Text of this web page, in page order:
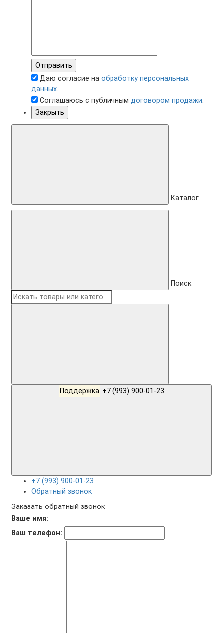
Отправить
Даю согласие на обработку персональных
данных.
Соглашаюсь с публичным договором продажи.
Закрыть
Каталог
Поиск
Поддержка
+7 (993) 900-01-23
Обратный звонок
Заказать обратный звонок
Ваше имя:
Ваш телефон: